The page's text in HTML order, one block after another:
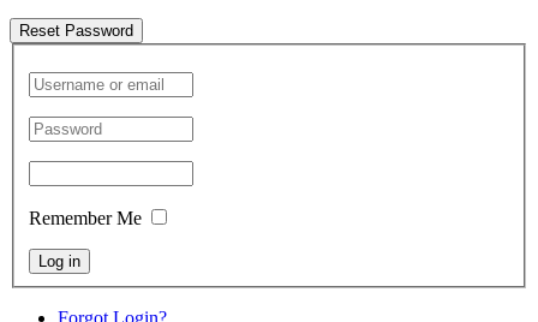
Reset Password
Remember Me
Log in
Forgot Login?